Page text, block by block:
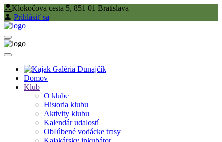
Klokočova cesta 5, 851 01 Bratislava
Prihlásiť sa
Domov
Klub
O klube
Historia klubu
Aktivity klubu
Kalendár udalostí
Obľúbené vodácke trasy
Kajakársky inkubátor